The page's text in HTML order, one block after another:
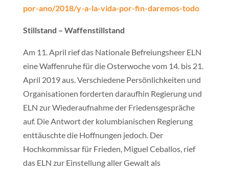
por-ano/2018/y-a-la-vida-por-fin-daremos-todo
Stillstand – Waffenstillstand
Am 11. April rief das Nationale Befreiungsheer ELN
eine Waffenruhe für die Osterwoche vom 14. bis 21.
April 2019 aus. Verschiedene Persönlichkeiten und
Organisationen forderten daraufhin Regierung und
ELN zur Wiederaufnahme der Friedensgespräche
auf. Die Antwort der kolumbianischen Regierung
enttäuschte die Hoffnungen jedoch. Der
Hochkommissar für Frieden, Miguel Ceballos, rief
das ELN zur Einstellung aller Gewalt als